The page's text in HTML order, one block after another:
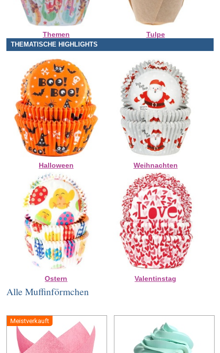
Themen Tulpe
THEMATISCHE HIGHLIGHTS
Halloween Weihnachten
Ostern Valentinstag
Alle Muffinförmchen
Meistverkauft